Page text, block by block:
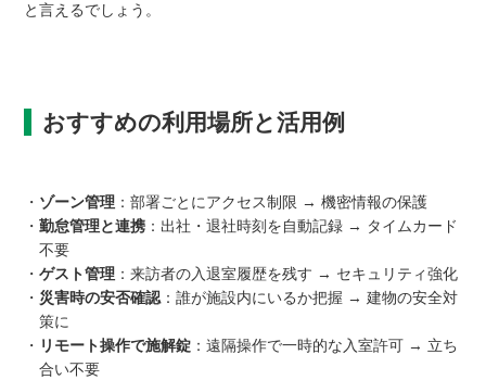
と言えるでしょう。
おすすめの利用場所と活用例
・ ゾーン管理 ：部署ごとにアクセス制限 → 機密情報の保護
・勤怠管理と連携 ：出社・退社時刻を自動記録 → タイムカード
不要
・ゲスト管理 ：来訪者の入退室履歴を残す → セキュリティ強化
・ 災害時の安否確認 ：誰が施設内にいるか把握 → 建物の安全対
策に
・ リモート操作で施解錠 ：遠隔操作で一時的な入室許可 → 立ち
合い不要